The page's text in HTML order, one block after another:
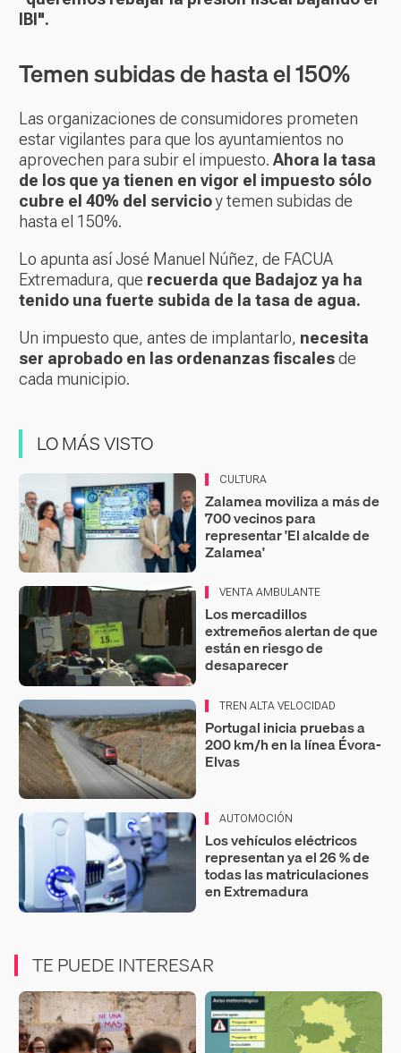
IBI".
Temen subidas de hasta el 150%
Las organizaciones de consumidores prometen
estar vigilantes para que los ayuntamientos no
aprovechen para subir el impuesto. Ahora la tasa
de los que ya tienen en vigor el impuesto sólo
cubre el 40% del servicioy temen subidas de
hasta el 150%.
Lo apunta así José Manuel Núñez, de FACUA
Extremadura, que recuerda que Badajoz ya ha
tenido una fuerte subida de la tasa de agua.
Un impuesto que, antes de implantarlo, necesita
ser aprobado en las ordenanzas fiscalesde
cada municipio.
LO MÁS VISTO
CULTURA
Zalamea moviliza a más de
700 vecinos para
representar 'El alcalde de
Zalamea'
VENTA AMBULANTE
Los mercadillos
extremeños alertan de que
están en riesgo de
desaparecer
TREN ALTA VELOCIDAD
Portugal inicia pruebas a
200 km/h en la línea Évora-
Elvas
AUTOMOCIÓN
Los vehículos eléctricos
representan ya el 26 % de
todas las matriculaciones
en Extremadura
TE PUEDE INTERESAR